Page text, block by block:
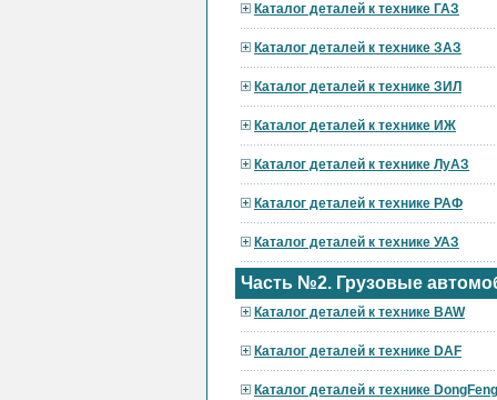
Каталог деталей к технике ГАЗ
Каталог деталей к технике ЗАЗ
Каталог деталей к технике ЗИЛ
Каталог деталей к технике ИЖ
Каталог деталей к технике ЛуАЗ
Каталог деталей к технике РАФ
Каталог деталей к технике УАЗ
Часть №2. Грузовые
Каталог деталей к технике BAW
Каталог деталей к технике DAF
Каталог деталей к технике DongFeng